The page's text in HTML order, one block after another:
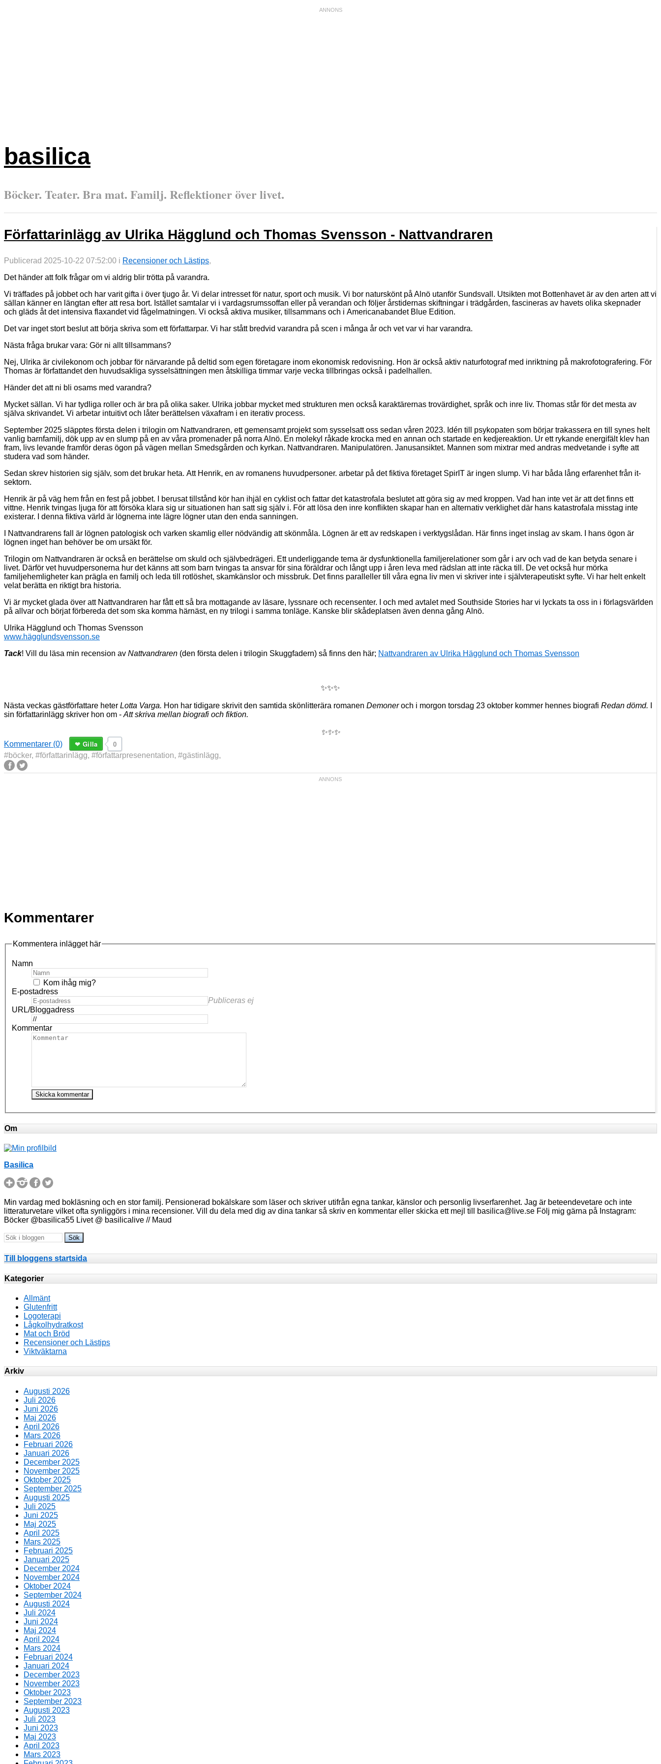
basilica
Böcker. Teater. Bra mat. Familj. Reflektioner över livet.
Författarinlägg av Ulrika Hägglund och Thomas Svensson - Nattvandraren
Publicerad 2025-10-22 07:52:00 i Recensioner och Lästips,
Det händer att folk frågar om vi aldrig blir trötta på varandra.
Vi träffades på jobbet och har varit gifta i över tjugo år. Vi delar intresset för natur, sport och musik. Vi bor naturskönt på Alnö utanför Sundsvall. Utsikten mot Bottenhavet är av den arten att vi
sällan känner en längtan efter att resa bort. Iställetsamtalar vi i vardagsrumssoffan eller på verandan och följer årstidernas skiftningar i trädgården, fascineras av havets olika skepnader
och gläds åt det intensiva flaxandet vid fågelmatningen. Vi också aktiva musiker, tillsammans och i Americanabandet Blue Edition.
Det var inget stort beslut att börja skriva som ett författarpar. Vi har stått bredvid varandra på scen i många år och vet var vi har varandra.
Nästa fråga brukar vara: Gör ni allt tillsammans?
Nej, Ulrika är civilekonom och jobbar för närvarande på deltid som egen företagare inom ekonomisk redovisning. Hon är också aktiv naturfotograf med inriktning på makrofotografering. För
Thomas är författandet den huvudsakliga sysselsättningen men åtskilliga timmar varje vecka tillbringas också i padelhallen.
Händer det att ni bli osams med varandra?
Mycket sällan. Vi har tydliga roller och är bra på olika saker. Ulrika jobbar mycket med strukturen men också karaktärernas trovärdighet, språk och inre liv. Thomas står för det mesta av
själva skrivandet. Vi arbetar intuitivtoch låter berättelsen växafram i en iterativ process.
September 2025 släpptes första delen i trilogin om Nattvandraren, ett gemensamt projekt som sysselsatt oss sedan våren 2023. Idén till psykopaten som börjar trakassera en till synes helt
vanlig barnfamilj, dök upp av en slump på en av våra promenader på norra Alnö. En molekyl råkade krocka med en annan och startade en kedjereaktion. Ur ett rykande energifält klev han
fram, livs levande framför deras ögon på vägen mellan Smedsgården och kyrkan. Nattvandraren. Manipulatören. Janusansiktet. Mannen som mixtrar med andras medvetande i syfte att
studera vad som händer.
Sedan skrev historien sig själv, som det brukar heta. Att Henrik, en av romanens huvudpersoner. arbetar på det fiktiva företaget SpirIT är ingen slump. Vi har båda lång erfarenhet från it-
sektorn.
Henrik är på väg hem från en fest på jobbet. I berusat tillstånd kör han ihjäl en cyklist och fattar det katastrofala beslutet att göra sig av med kroppen. Vad han inte vet är att det finns ett
vittne. Henrik tvingas ljuga för att försöka klara sig ur situationen han satt sig själv i. För att lösa den inre konflikten skapar han en alternativ verklighet där hans katastrofala misstag inte
existerar. I denna fiktiva värld är lögnerna inte lägre lögner utan den enda sanningen.
I Nattvandrarens fall är lögnen patologisk och varken skamlig eller nödvändig attskönmåla. Lögnen är ett av redskapen i verktygslådan. Här finns inget inslag av skam. I hans ögon är
lögnen inget han behöver be om ursäkt för.
Trilogin om Nattvandraren är också en berättelse om skuld och självbedrägeri. Ettunderliggande tema är dysfunktionella familjerelationer som går i arv och vad de kan betyda senare i
livet. Därför vet huvudpersonerna hur det känns att som barn tvingas ta ansvar för sina föräldrar och långt upp i åren leva med rädslan att inte räcka till. De vet också hur mörka
familjehemligheter kan prägla en familj och leda till rotlöshet, skamkänslor och missbruk. Det finns paralleller till våra egna liv men vi skriver inte i självterapeutiskt syfte. Vi har helt enkelt
velat berätta en riktigt bra historia.
Vi är mycket glada över att Nattvandraren har fått ettså bra mottagande av läsare, lyssnare och recensenter. I och med avtalet med Southside Stories har vi lyckats ta oss in i förlagsvärlden
på allvar och börjat förbereda det som ska komma härnäst, en ny trilogi i samma tonläge. Kanske blir skådeplatsen även denna gång Alnö.
Ulrika Hägglund och Thomas Svensson
www.hägglundsvensson.se
Tack! Vill du läsa min recension av Nattvandraren (den första delen i trilogin Skuggfadern) så finns den här; Nattvandraren av Ulrika Hägglund och Thomas Svensson
✨✨✨
Nästa veckas gästförfattare heter Lotta Varga. Hon har tidigare skrivit den samtida skönlitterära romanen Demoneroch i morgon torsdag 23 oktober kommer hennes biografi Redan dömd.
sin författarinlägg skriver hon om - Att skriva mellan biografi och fiktion.
✨✨✨
Kommentarer (0)
0
Gilla
#böcker, #författarinlägg, #författarpresenentation, #gästinlägg,
Kommentarer
Kommentera inlägget här
Namn
Kom ihåg mig?
E-postadress
Publiceras ej
URL/Bloggadress
Kommentar
Om
Basilica
Min vardag med bokläsning och en stor familj. Pensionerad bokälskare som läser och skriver utifrån egna tankar, känslor och personlig livserfarenhet. Jag är beteendevetare och inte
litteraturvetare vilket ofta synliggörs i mina recensioner. Vill du dela med dig av dina tankar så skriv en kommentar eller skicka ett mejl till basilica@live.se Följ mig gärna på Instagram:
Böcker @basilica55 Livet @ basilicalive // Maud
Till bloggens startsida
Kategorier
Allmänt
Glutenfritt
Logoterapi
Lågkolhydratkost
Mat och Bröd
Recensioner och Lästips
Viktväktarna
Arkiv
Augusti 2026
Juli 2026
Juni 2026
Maj 2026
April 2026
Mars 2026
Februari 2026
Januari 2026
December 2025
November 2025
Oktober 2025
September 2025
Augusti 2025
Juli 2025
Juni 2025
Maj 2025
April 2025
Mars 2025
Februari 2025
Januari 2025
December 2024
November 2024
Oktober 2024
September 2024
Augusti 2024
Juli 2024
Juni 2024
Maj 2024
April 2024
Mars 2024
Februari 2024
Januari 2024
December 2023
November 2023
Oktober 2023
September 2023
Augusti 2023
Juli 2023
Juni 2023
Maj 2023
April 2023
Mars 2023